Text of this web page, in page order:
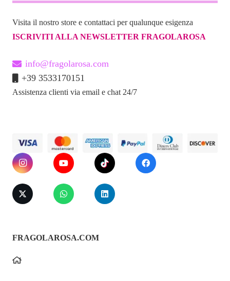
Visita il nostro store e contattaci per qualunque esigenza
ISCRIVITI ALLA NEWSLETTER FRAGOLAROSA
info@fragolarosa.com
+39 3533170151
Assistenza clienti via email e chat 24/7
FRAGOLAROSA.COM